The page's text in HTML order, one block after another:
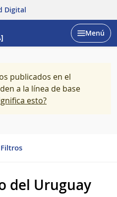
Digital
Abrir
Menú
publicados en el
a la línea de base
esto?
Filtros
del Uruguay